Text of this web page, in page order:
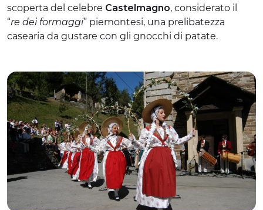
scoperta del celebre Castelmagno, considerato il
“re dei formaggi” piemontesi, una prelibatezza
casearia da gustare con gli gnocchi di patate.